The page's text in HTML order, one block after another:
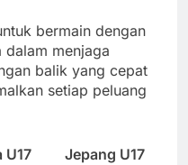
bermain dengan
menjaga
balik yang cepat
setiap peluang
U17
Jepang U17